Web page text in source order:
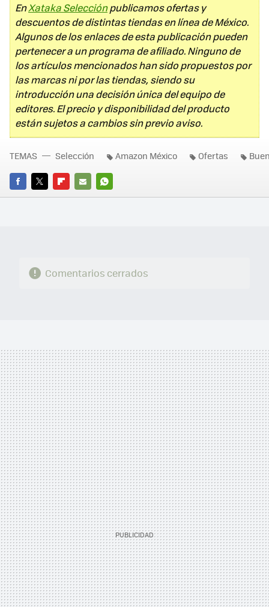
EnXataka Selecciónpublicamos ofertas y
descuentos de distintas tiendas en línea de México.
Algunos de los enlaces de esta publicación pueden
pertenecer a un programa de afiliado. Ninguno de
los artículos mencionados han sido propuestos por
las marcas ni por las tiendas, siendo su
introducción una decisión única del equipo de
editores. El precio y disponibilidad del producto
están sujetos a cambios sin previo aviso.
FACEBOOK
TWITTERFLIPBOARD
E-
WHATSAPP
TEMAS Selección Amazon México Ofertas
Comentarios cerrados